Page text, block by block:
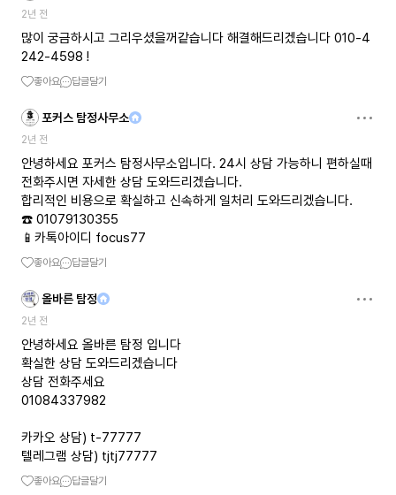
2년 전
많이 궁금하시고 그리우셨을꺼같습니다 해결해드리겠습니다 010-4
242-4598 !
좋아요 답글달기
포커스 탐정사무소
2년 전
안녕하세요 포커스 탐정사무소입니다. 24시 상담 가능하니 편하실때
전화주시면 자세한 상담 도와드리겠습니다.
합리적인 비용으로 확실하고 신속하게 일처리 도와드리겠습니다.
☎️ 01079130355
📱카톡아이디 focus77
좋아요 답글달기
올바른 탐정
2년 전
안녕하세요 올바른 탐정 입니다
확실한 상담 도와드리겠습니다
상담 전화주세요
01084337982
카카오 상담) t-77777
텔레그램 상담) tjtj77777
좋아요 답글달기